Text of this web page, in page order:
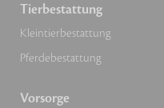
Tierbestattung
Kleintierbestattung
Pferdebestattung
Vorsorge